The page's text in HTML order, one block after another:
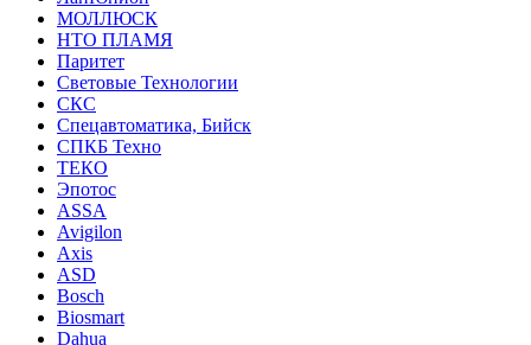
МОЛЛЮСК
НТО ПЛАМЯ
Паритет
Световые Технологии
СКС
Спецавтоматика, Бийск
СПКБ Техно
ТЕКО
Эпотос
ASSA
Avigilon
Axis
ASD
Bosch
Biosmart
Dahua